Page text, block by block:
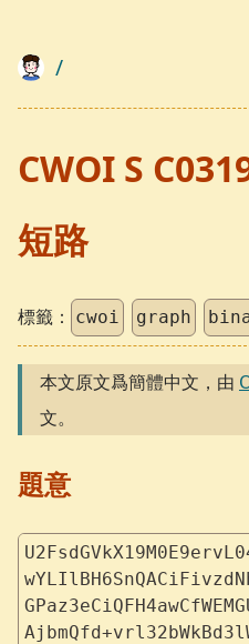
/
CWOI S
短路
標籤： cwoi graph
本文原文爲簡體中文，由
文。
題意